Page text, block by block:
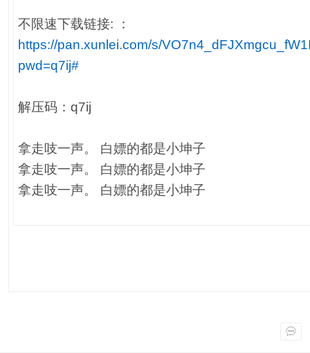
不限速下载链接: ：
https://pan.xunlei.com/s/
pwd=q7ij#
解压码：q7ij
拿走吱一声。 白嫖的都是小坤子
拿走吱一声。 白嫖的都是小坤子
拿走吱一声。 白嫖的都是小坤子